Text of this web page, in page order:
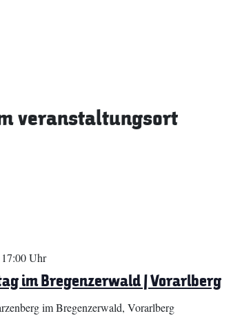
veranstaltungsort
im Bregenzerwald | Vorarlberg
17:00 Uhr
im Bregenzerwald, Vorarlberg